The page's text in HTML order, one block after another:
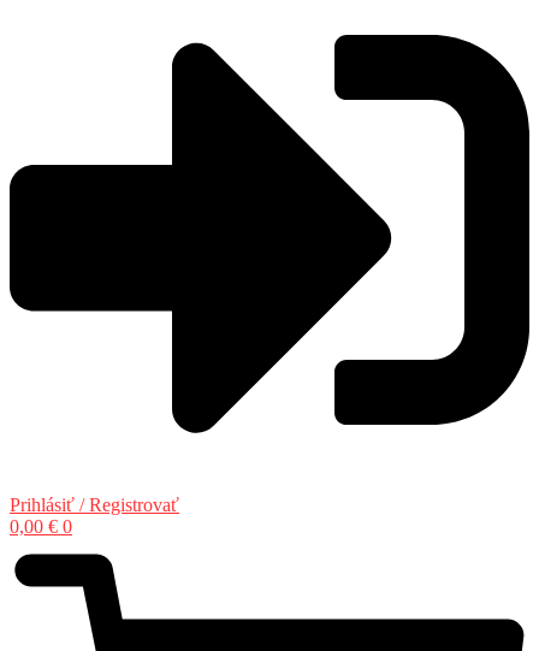
Prihlásiť / Registrovať
0,00 € 0